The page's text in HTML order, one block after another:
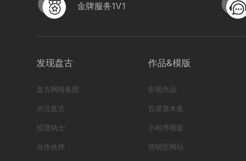
金牌服务1V1
发现盘古
盘古网络集团
关注盘古
招贤纳士
合作伙伴
作品&模版
影视作品
百度基木鱼
小程序模版
营销型网站